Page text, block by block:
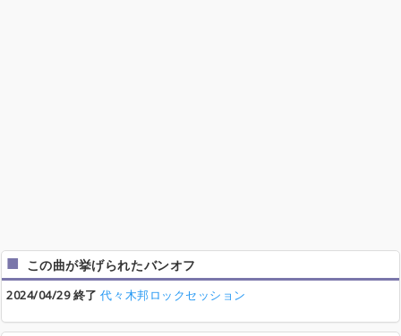
この曲が挙げられたバンオフ
2024/04/29 終了 代々木邦ロックセッション